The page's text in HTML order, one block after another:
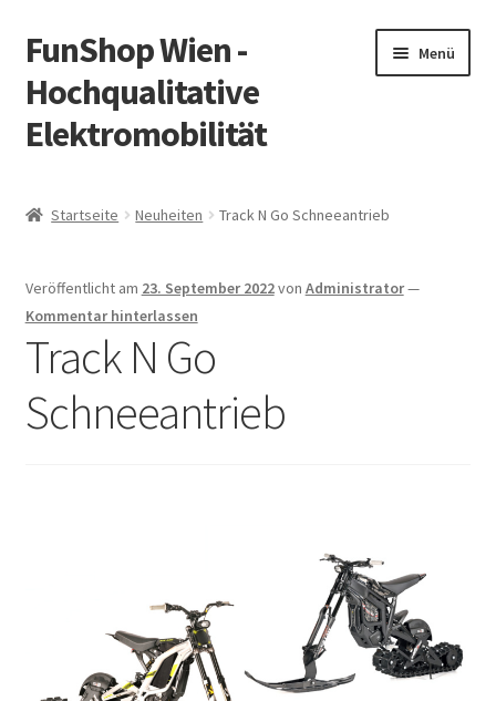
Zur
Navigation
springen
Zum
Inhalt
springen
FunShop Wien -
Hochqualitative
Elektromobilität
Menü
Vorsicht Internetbetrug
Über FunShop
Impressum
Startseite Neuheiten Track N Go Schneeantrieb
Veröffentlicht am 23. September 2022von Administrator—
Kommentar hinterlassen
Track N Go
Schneeantrieb